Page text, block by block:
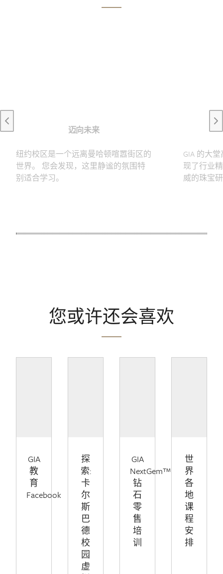
迈向未来
纽约校区是一个远离曼哈顿喧嚣街区的
世界。 您会发现，这里静谧的氛围特
别适合学习。
GIA 的大
现了行业
威的珠宝
Previous slide
您或许还会喜欢
GIA
教
育
Facebook
探
索:
卡
尔
斯
巴
德
校
园
虚
GIA
NextGem™
钻
石
零
售
培
训
世
界
各
地
课
程
安
排